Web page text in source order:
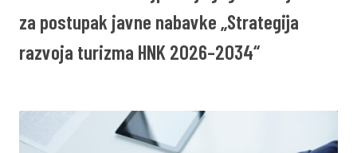
za postupak javne nabavke „Strategija
razvoja turizma HNK 2026–2034“